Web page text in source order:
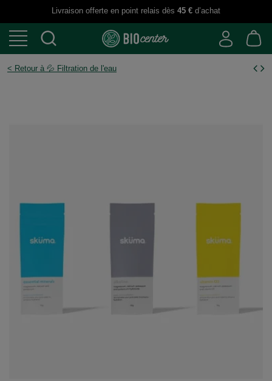
Livraison offerte en point relais dès 45 € d’achat